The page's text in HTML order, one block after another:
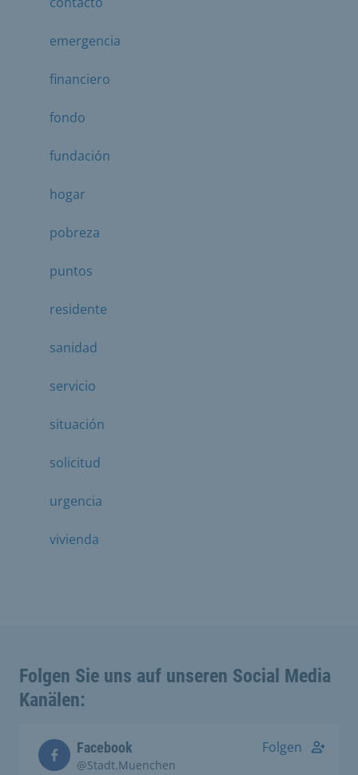
emergencia
financiero
fondo
fundación
hogar
pobreza
puntos
residente
sanidad
servicio
situación
solicitud
urgencia
vivienda
Folgen Sie uns auf unseren Social Media
Kanälen:
Facebook
@Stadt.Muenchen
Folgen